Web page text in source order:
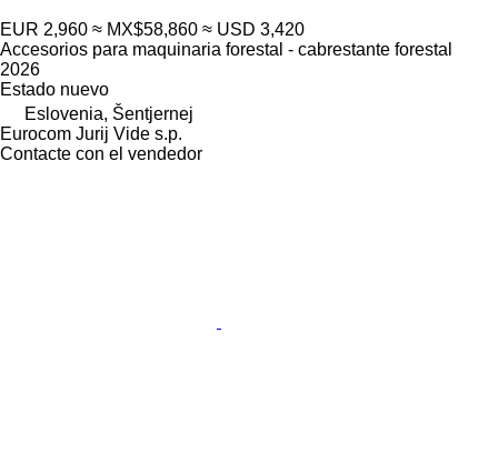
EUR 2,960 ≈ MX$58,860 ≈ USD 3,420
Accesorios para maquinaria forestal - cabrestante forestal
2026
Estado nuevo
Eslovenia, Šentjernej
Eurocom Jurij Vide s.p.
Contacte con el vendedor